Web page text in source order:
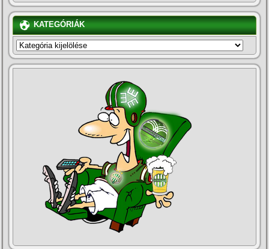
KATEGÓRIÁK
KATEGÓRIÁK